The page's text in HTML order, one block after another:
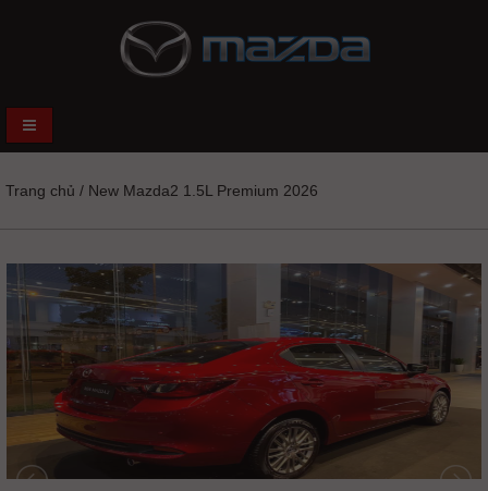
Trang chủ / New Mazda2 1.5L Premium 2026